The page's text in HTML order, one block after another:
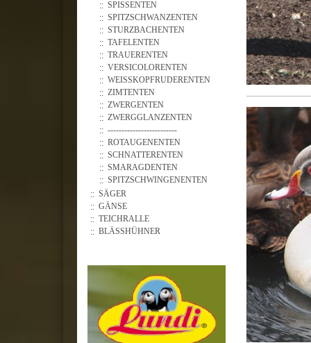
SPISSENTEN
SPITZSCHWANZENTEN
STURZBACHENTEN
TAFELENTEN
TRAUERENTEN
VERSICOLORENTEN
WEISSKOPFRUDERENTEN
ZIMTENTEN
ZWERGENTEN
ZWERGGLANZENTEN
-------------------------
ROTAUGENENTEN
SCHNATTERENTEN
SMARAGDENTEN
SPITZSCHWINGENENTEN
SÄGER
GÄNSE
TEICHRALLE
BLÄSSHÜHNER